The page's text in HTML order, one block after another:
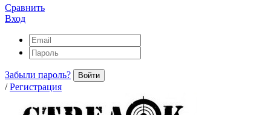
Сравнить
Вход
Забыли пароль? Войти
/ Регистрация